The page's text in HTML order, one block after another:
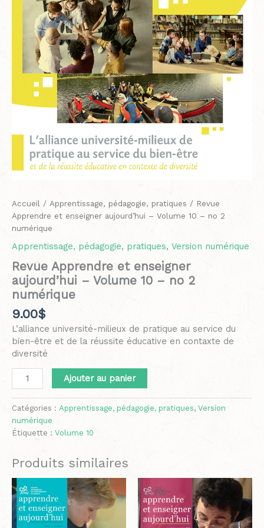
Accueil / Apprentissage, pédagogie, pratiques / Revue
Apprendre et enseigner aujourd’hui – Volume 10 – no 2
numérique
Apprentissage, pédagogie, pratiques, Version numérique
Revue Apprendre et enseigner
aujourd’hui – Volume 10 – no 2
numérique
9.00$
L’alliance université-milieux de pratique au service du
bien-être et de la réussite éducative en contaxte de
diversité
numérique
Ajouter au panier
Catégories : Apprentissage, pédagogie, pratiques, Version
numérique
Étiquette : Volume 10
Produits similaires